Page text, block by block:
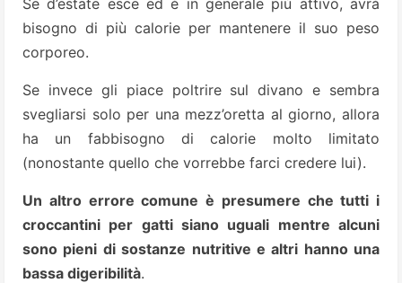
Se d’estate esce ed è in generale più attivo, avrà
bisogno di più calorie per mantenere il suo peso
corporeo.
Se invece gli piace poltrire sul divano e sembra
svegliarsi solo per una mezz’oretta al giorno, allora
ha un fabbisogno di calorie molto limitato
(nonostante quello che vorrebbe farci credere lui).
Un altro errore comune è presumere che tutti i
croccantini per gatti siano uguali mentre alcuni
sono pieni di sostanze nutritive e altri hanno una
bassa digeribilità.